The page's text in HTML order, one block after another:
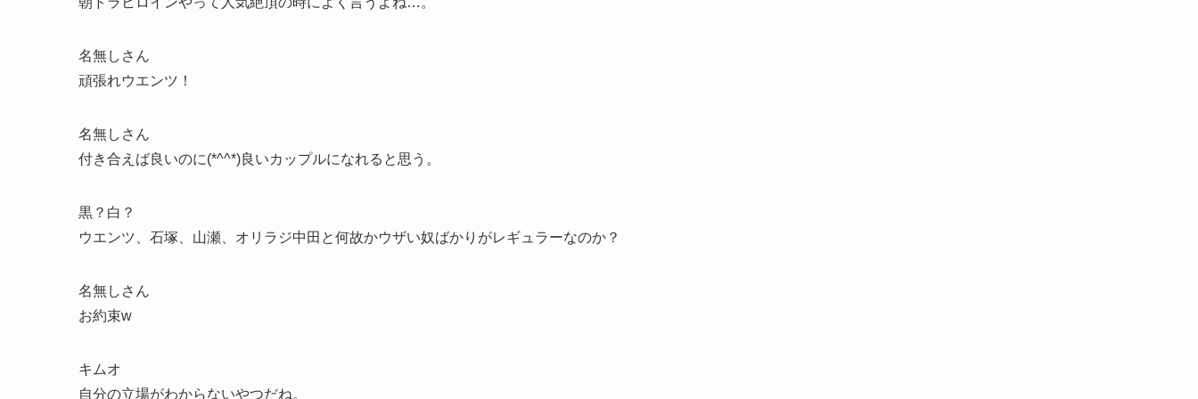
名無しさん
頑張れウエンツ！
名無しさん
付き合えば良いのに(*^^*)良いカップルになれると思う。
黒？白？
ウエンツ、石塚、山瀬、オリラジ中田と何故かウザい奴ばかりがレギュラーなのか？
名無しさん
お約束w
キムオ
自分の立場がわからないやつだね。